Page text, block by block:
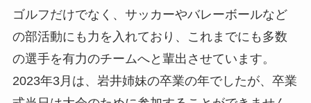
ゴルフだけでなく、サッカーやバレーボールなど
の部活動にも力を入れており、これまでにも多数
の選手を有力のチームへと輩出させています。
2023年3月は、岩井姉妹の卒業の年でしたが、卒業